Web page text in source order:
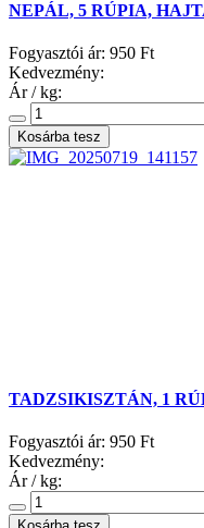
NEPÁL, 5 RÚPIA,
Fogyasztói ár: 950 Ft
Kedvezmény:
Ár / kg:
TADZSIKISZTÁN, 1
Fogyasztói ár: 950 Ft
Kedvezmény:
Ár / kg: